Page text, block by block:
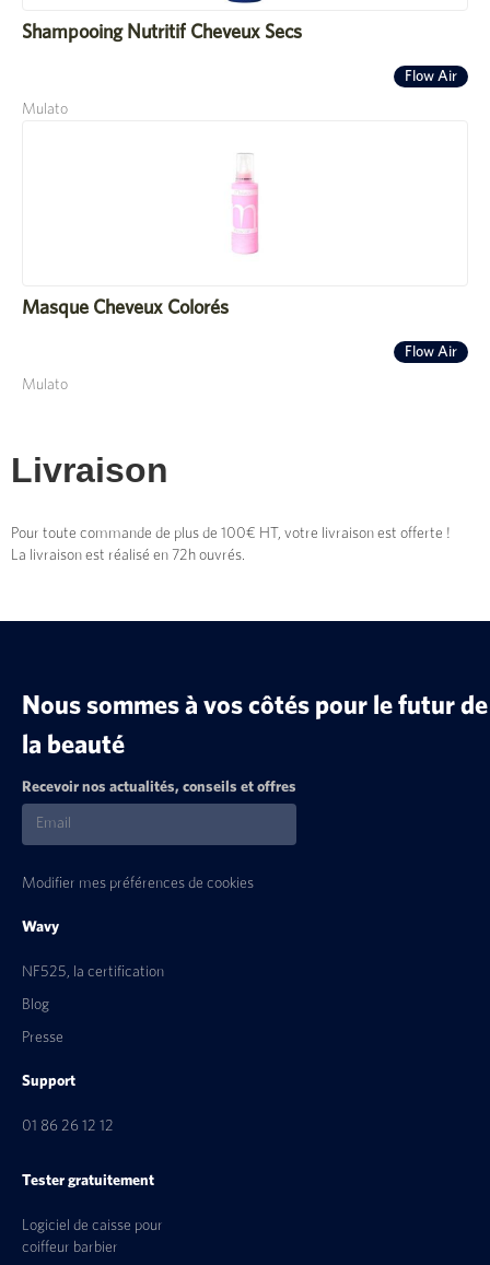
Shampooing Nutritif Cheveux Secs
Flow Air
Mulato
Masque Cheveux Colorés
Flow Air
Mulato
Livraison
Pour toute commande de plus de 100€ HT, votre livraison est offerte !
La livraison est réalisé en 72h ouvrés.
Nous sommes à vos côtés pour le futur de
la beauté
Recevoir nos actualités, conseils et offres
Modifier mes préférences de cookies
Wavy
NF525, la certification
Blog
Presse
Support
01 86 26 12 12
Tester gratuitement
Logiciel de caisse pour
coiffeur barbier